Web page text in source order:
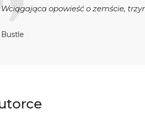
Wciągająca opowieść o zemście,
Bustle